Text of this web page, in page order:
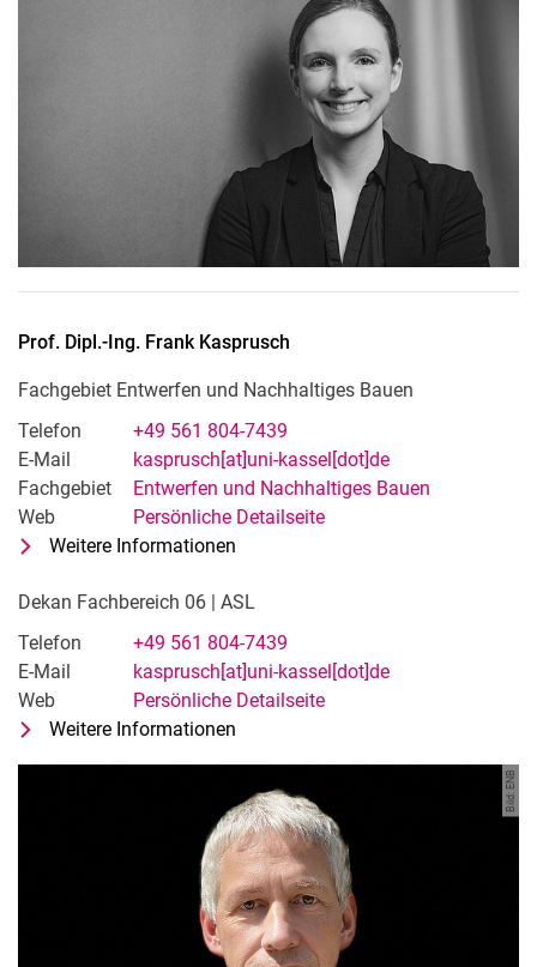
Prof. Dipl.-Ing. Frank Kasprusch
Fachgebiet Entwerfen und Nachhaltiges Bauen
Telefon
+49 561 804-7439
E-Mail
kasprusch[at]uni-kassel[dot]de
Fachgebiet
Entwerfen und Nachhaltiges Bauen
Web
Persönliche Detailseite
Weitere Informationen
Dekan Fachbereich 06 | ASL
Telefon
+49 561 804-7439
E-Mail
kasprusch[at]uni-kassel[dot]de
Web
Persönliche Detailseite
Weitere Informationen
Bild: ENB